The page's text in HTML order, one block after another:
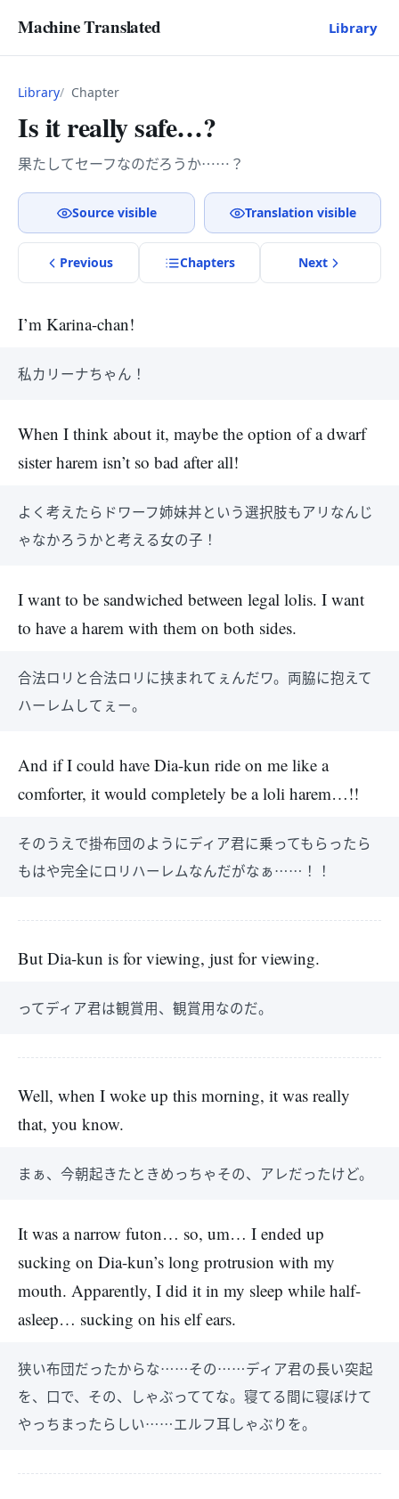
Machine Translated Library
Library Chapter
Is it really safe…?
果たしてセーフなのだろうか……？
Source visible Translation visible
Previous Chapters Next
I’m Karina-chan!
私カリーナちゃん！
When I think about it, maybe the option of a dwarf
sister harem isn’t so bad after all!
よく考えたらドワーフ姉妹丼という選択肢もアリなんじ
ゃなかろうかと考える女の子！
I want to be sandwiched between legal lolis. I want
to have a harem with them on both sides.
合法ロリと合法ロリに挟まれてぇんだワ。両脇に抱えて
ハーレムしてぇー。
And if I could have Dia-kun ride on me like a
comforter, it would completely be a loli harem…!!
そのうえで掛布団のようにディア君に乗ってもらったら
もはや完全にロリハーレムなんだがなぁ……！！
But Dia-kun is for viewing, just for viewing.
ってディア君は観賞用、観賞用なのだ。
Well, when I woke up this morning, it was really
that, you know.
まぁ、今朝起きたときめっちゃその、アレだったけど。
It was a narrow futon… so, um… I ended up
sucking on Dia-kun’s long protrusion with my
mouth. Apparently, I did it in my sleep while half-
asleep… sucking on his elf ears.
狭い布団だったからな……その……ディア君の長い突起
を、口で、その、しゃぶっててな。寝てる間に寝ぼけて
やっちまったらしい……エルフ耳しゃぶりを。